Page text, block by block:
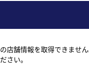
店舗情報を取得できません
さい。